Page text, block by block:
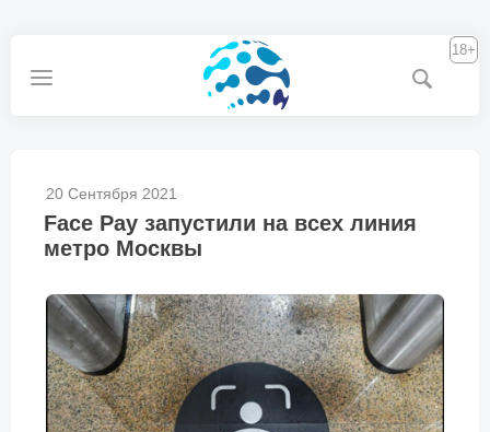
18+
20 Сентября 2021
Face Pay запустили на всех линия
метро Москвы